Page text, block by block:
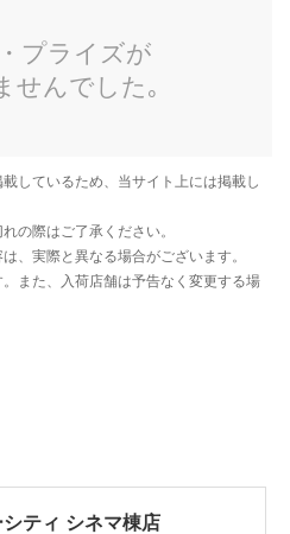
ティ シネマ棟店